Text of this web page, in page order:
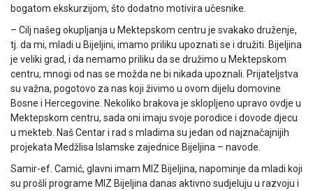
bogatom ekskurzijom, što dodatno motivira učesnike.
– Cilj našeg okupljanja u Mektepskom centru je svakako druženje,
tj. da mi, mladi u Bijeljini, imamo priliku upoznati se i družiti. Bijeljina
je veliki grad, i da nemamo priliku da se družimo u Mektepskom
centru, mnogi od nas se možda ne bi nikada upoznali. Prijateljstva
su važna, pogotovo za nas koji živimo u ovom dijelu domovine
Bosne i Hercegovine. Nekoliko brakova je sklopljeno upravo ovdje u
Mektepskom centru, sada oni imaju svoje porodice i dovode djecu
u mekteb. Naš Centar i rad s mladima su jedan od najznačajnijih
projekata Medžlisa Islamske zajednice Bijeljina – navode.
Samir-ef. Camić, glavni imam MIZ Bijeljina, napominje da mladi koji
su prošli programe MIZ Bijeljina danas aktivno sudjeluju u razvoju i